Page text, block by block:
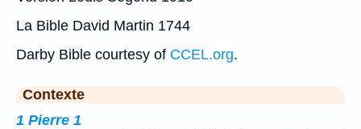
La Bible David Martin 1744
Darby Bible courtesy of CCEL.org.
Contexte
1 Pierre 1